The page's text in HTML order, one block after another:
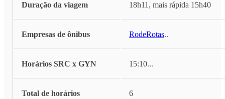
Duração da viagem 18h11, mais rápida 15h40
Empresas de ônibus RodeRotas...
Horários SRC x GYN 15:10...
Total de horários 6